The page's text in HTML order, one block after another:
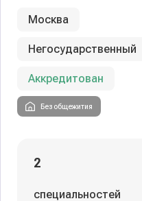
Москва
Негосударственный
Аккредитован
Без общежития
2
специальностей